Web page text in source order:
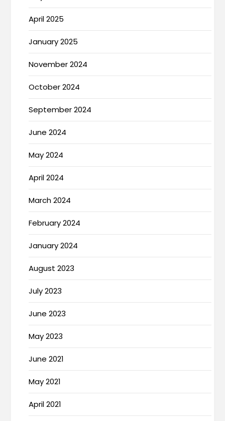
April 2025
January 2025
November 2024
October 2024
September 2024
June 2024
May 2024
April 2024
March 2024
February 2024
January 2024
August 2023
July 2023
June 2023
May 2023
June 2021
May 2021
April 2021